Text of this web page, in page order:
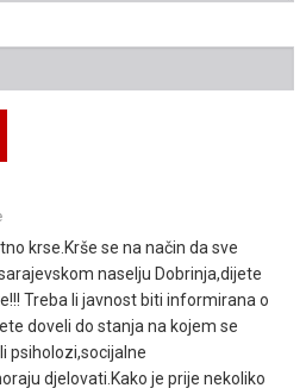
krse.Krše se na način da sve
naselju Dobrinja,dijete
Treba li javnost biti informirana o
doveli do stanja na kojem se
psiholozi,socijalne
djelovati.Kako je prije nekoliko